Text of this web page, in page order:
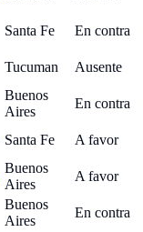
Santa Fe En contra
Tucuman Ausente
Buenos
Aires
En contra
Santa Fe A favor
Buenos
Aires
A favor
Buenos
Aires
En contra